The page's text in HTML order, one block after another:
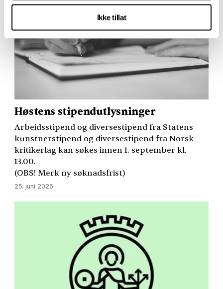
Ikke tillat
Høstens stipendutlysninger
Arbeidsstipend og diversestipend fra Statens
kunstnerstipend og diversestipend fra Norsk
kritikerlag kan søkes innen 1. september kl.
13.00.
(OBS! Merk ny søknadsfrist)
25. juni 2026